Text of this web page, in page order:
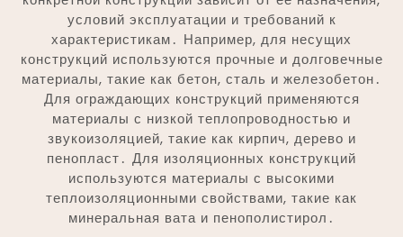
условий эксплуатации и требований к
характеристикам․ Например, для несущих
конструкций используются прочные и долговечные
материалы, такие как бетон, сталь и железобетон․
Для ограждающих конструкций применяются
материалы с низкой теплопроводностью и
звукоизоляцией, такие как кирпич, дерево и
пенопласт․ Для изоляционных конструкций
используются материалы с высокими
теплоизоляционными свойствами, такие как
минеральная вата и пенополистирол․